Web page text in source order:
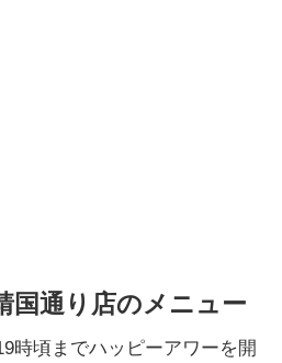
国通り店のメニュー
時頃までハッピーアワーを開